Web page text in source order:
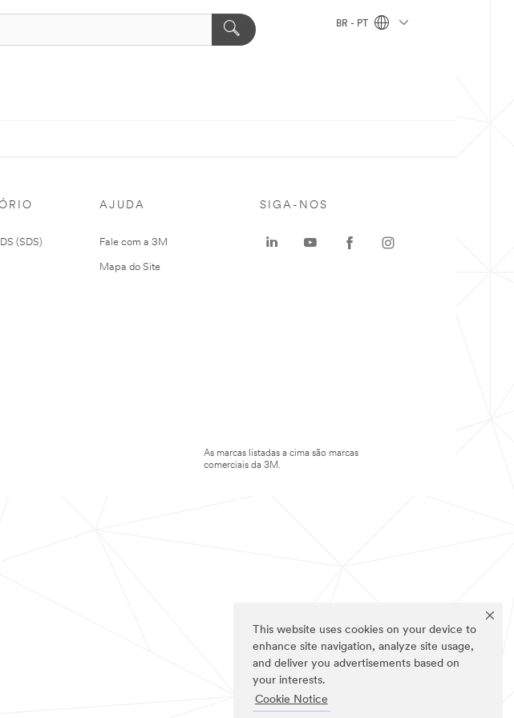
This website uses cookies on your device to
enhance site navigation, analyze site usage,
and deliver you advertisements based on
your interests.
Cookie Notice
BR - PT
(SDS)
AJUDA
Fale com a 3M
Mapa do Site
SIGA-NOS
As marcas listadas a cima são marcas
comerciais da 3M.